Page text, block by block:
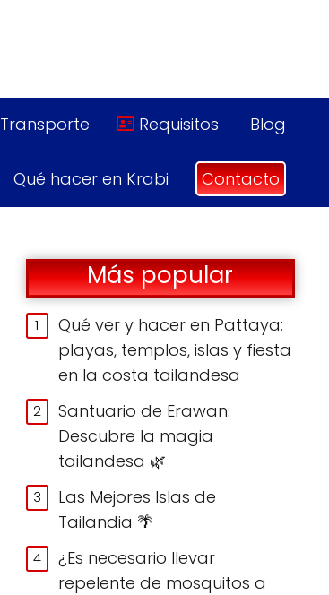
Transporte Requisitos Blog
Qué hacer en Krabi Contacto
Más popular
Qué ver y hacer en Pattaya:
playas, templos, islas y fiesta
en la costa tailandesa
Santuario de Erawan:
Descubre la magia
tailandesa 🌿
Las Mejores Islas de
Tailandia 🌴
¿Es necesario llevar
repelente de mosquitos a